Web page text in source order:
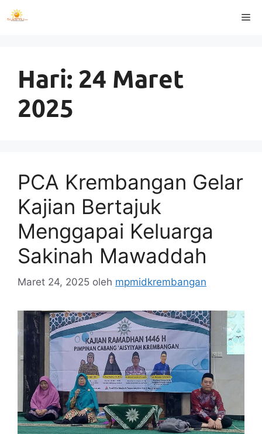
Langsung
ke
Hari: 24 Maret
2025
PCA Krembangan Gelar
Kajian Bertajuk
Menggapai Keluarga
Sakinah Mawaddah
Maret 24, 2025 oleh mpmidkrembangan